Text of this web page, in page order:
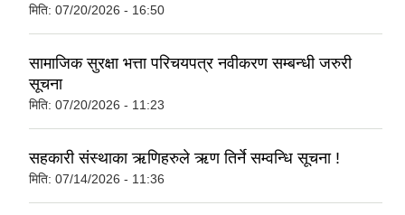
मिति: 07/20/2026 - 16:50
सामाजिक सुरक्षा भत्ता परिचयपत्र नवीकरण सम्बन्धी जरुरी
सूचना
मिति: 07/20/2026 - 11:23
सहकारी संस्थाका ऋणिहरुले ऋण तिर्ने सम्वन्धि सूचना !
मिति: 07/14/2026 - 11:36